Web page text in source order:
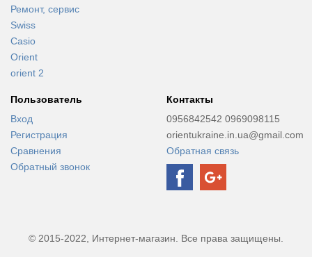
Ремонт, сервис
Swiss
Casio
Orient
orient 2
Пользователь
Вход
Регистрация
Сравнения
Обратный звонок
Контакты
0956842542 0969098115
orientukraine.in.ua@gmail.com
Обратная связь
© 2015-2022, Интернет-магазин. Все права защищены.